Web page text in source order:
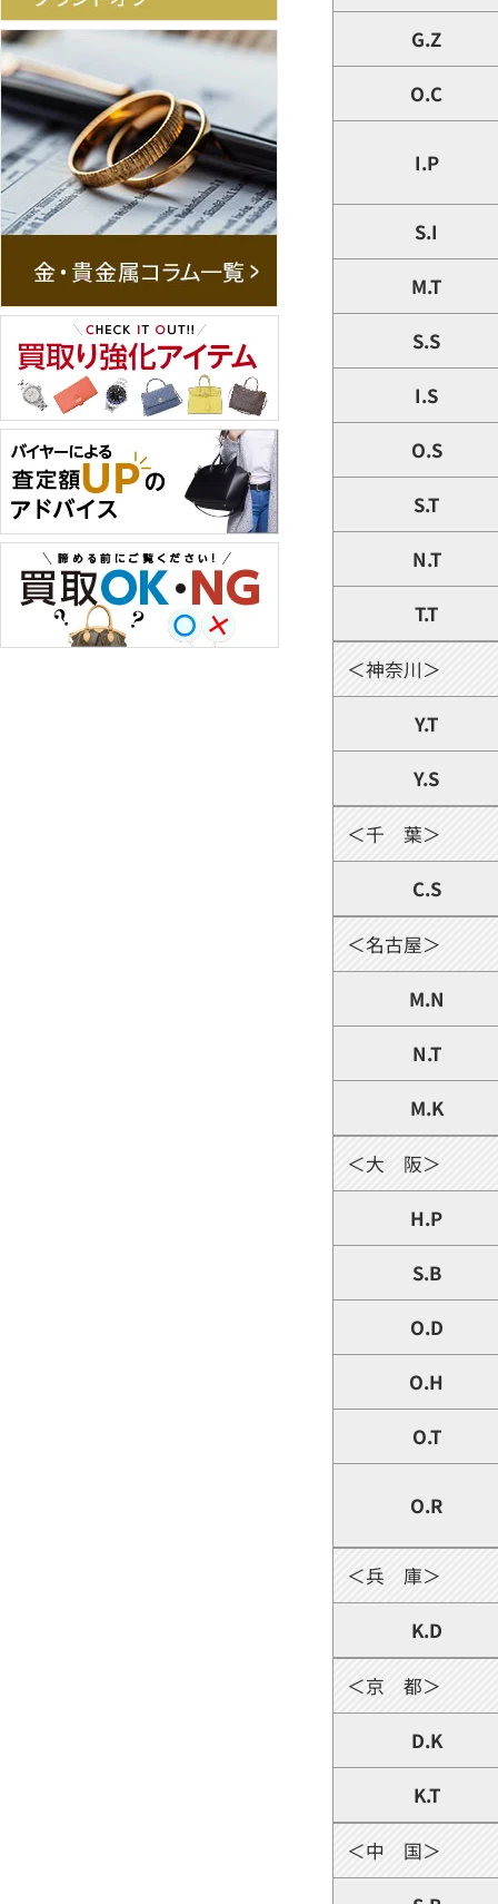
G.Z
O.C
I.P
S.I
M.T
S.S
I.S
O.S
S.T
N.T
T.T
＜神奈川＞
Y.T
Y.S
＜千 葉＞
C.S
＜名古屋＞
M.N
N.T
M.K
＜大 阪＞
H.P
S.B
O.D
O.H
O.T
O.R
＜兵 庫＞
K.D
＜京 都＞
D.K
K.T
＜中 国＞